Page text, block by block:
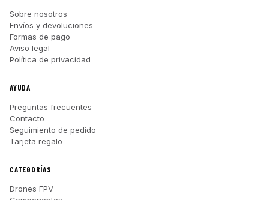
Sobre nosotros
Envíos y devoluciones
Formas de pago
Aviso legal
Política de privacidad
AYUDA
Preguntas frecuentes
Contacto
Seguimiento de pedido
Tarjeta regalo
CATEGORÍAS
Drones FPV